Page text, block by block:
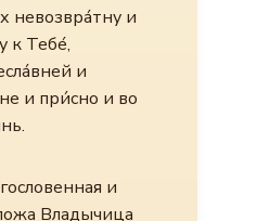
невозвра́тну и
к Тебе́,
и
и при́сно и во
и
Владычица